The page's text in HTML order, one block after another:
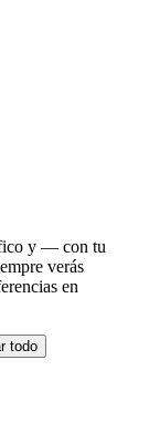
y — con tu
verás
en
todo